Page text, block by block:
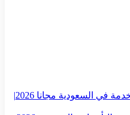
حاسبة مكافأة نهاية الخدمة في السعودية مجانا 2026|